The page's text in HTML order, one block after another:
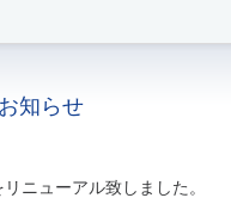
知らせ
ニューアル致しました。